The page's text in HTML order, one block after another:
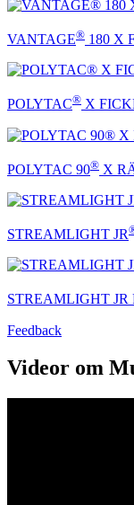
VANTAGE® 180 X
POLYTAC® X
POLYTAC 90® X
STREAMLIGHT JR
STREAMLIGHT JR
Feedback
Videor om